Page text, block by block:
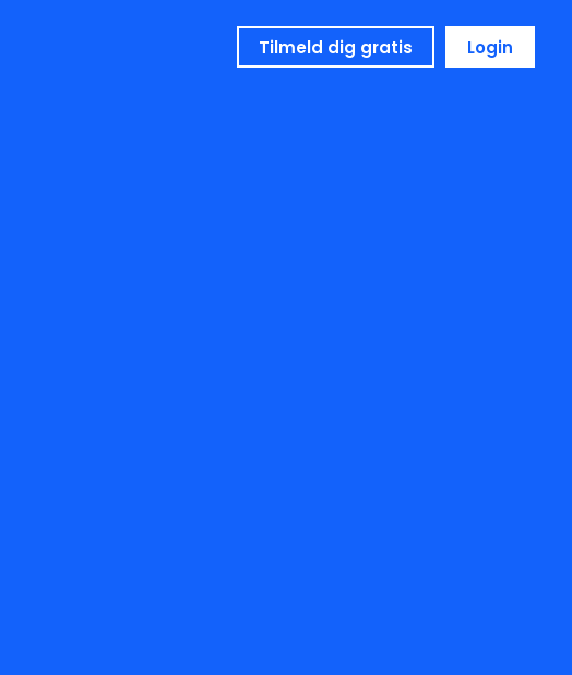
Tilmeld dig gratis Login